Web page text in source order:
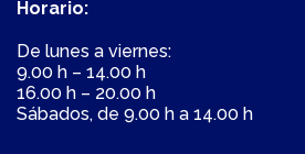
Horario:
De lunes a viernes:
9.00 h – 14.00 h
16.00 h – 20.00 h
Sábados, de 9.00 h a 14.00 h